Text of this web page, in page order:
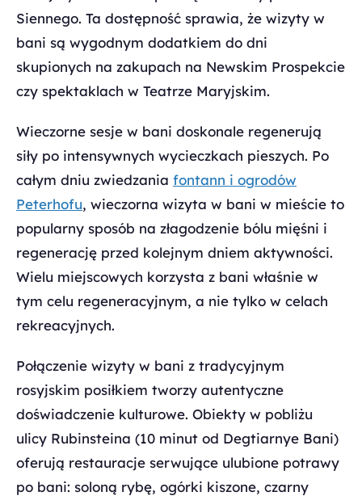
Siennego. Ta dostępność sprawia, że wizyty w
bani są wygodnym dodatkiem do dni
skupionych na zakupach na Newskim Prospekcie
czy spektaklach w Teatrze Maryjskim.
Wieczorne sesje w bani doskonale regenerują
siły po intensywnych wycieczkach pieszych. Po
całym dniu zwiedzania fontann i ogrodów
Peterhofu, wieczorna wizyta w bani w mieście to
popularny sposób na złagodzenie bólu mięśni i
regenerację przed kolejnym dniem aktywności.
Wielu miejscowych korzysta z bani właśnie w
tym celu regeneracyjnym, a nie tylko w celach
rekreacyjnych.
Połączenie wizyty w bani z tradycyjnym
rosyjskim posiłkiem tworzy autentyczne
doświadczenie kulturowe. Obiekty w pobliżu
ulicy Rubinsteina (10 minut od Degtiarnye Bani)
oferują restauracje serwujące ulubione potrawy
po bani: soloną rybę, ogórki kiszone, czarny